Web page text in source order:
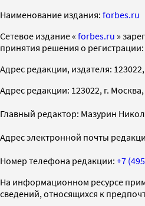
Наименование издания: forbes.ru
Cетевое издание « forbes.ru »
принятия решения о
Адрес редакции, издателя:
Адрес редакции: 123022, г.
Главный редактор: Мазурин
Адрес электронной почты
Номер телефона редакции: +7
На информационном ресурсе
сведений, относящихся к